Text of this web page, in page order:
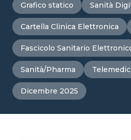
Grafico statico Sanità
Cartella Clinica Elettronica
Fascicolo Sanitario
Sanità/Pharma
Dicembre 2025